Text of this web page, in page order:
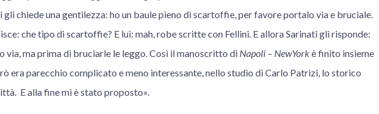
gli chiede una gentilezza: ho un baule pieno di scartoffie, per favore portalo via e bruciale.
che tipo di scartoffie? E lui: mah, robe scritte con Fellini. E allora Sarinati gli risponde:
via, ma prima di bruciarle le leggo. Così il manoscritto di Napoli – NewYorkè finito insieme
era parecchio complicato e meno interessante, nello studio di Carlo Patrizi, lo storico
E alla fine mi è stato proposto».